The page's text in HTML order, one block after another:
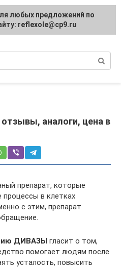
аналоги, цена в
препарат, которые
процессы в клетках
с этим, препарат
ДИВАЗЫ гласит о том,
помогает людям после
усталость, повысить
любых предложений по
reflexole@cp9.ru